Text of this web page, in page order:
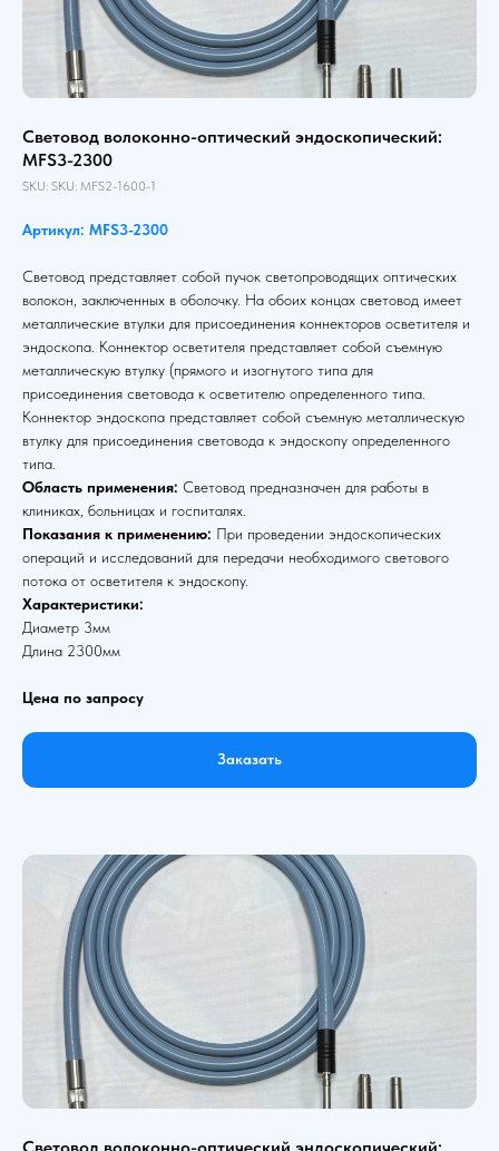
Световод волоконно-оптический эндоскопический:
MFS3-2300
SKU: SKU: MFS2-1600-1
Артикул: MFS3-2300
Световод представляет собой пучок светопроводящих оптических
волокон, заключенных в оболочку. На обоих концах световод имеет
металлические втулки для присоединения коннекторов осветителя и
эндоскопа. Коннектор осветителя представляет собой съемную
металлическую втулку (прямого и изогнутого типа для
присоединения световода к осветителю определенного типа.
Коннектор эндоскопа представляет собой съемную металлическую
втулку для присоединения световода к эндоскопу определенного
типа.
Область применения: Световод предназначен для работы в
клиниках, больницах и госпиталях.
Показания к применению: При проведении эндоскопических
операций и исследований для передачи необходимого светового
потока от осветителя к эндоскопу.
Характеристики:
Диаметр 3мм
Длина 2300мм
Цена по запросу
Заказать
Световод волоконно-оптический эндоскопический: